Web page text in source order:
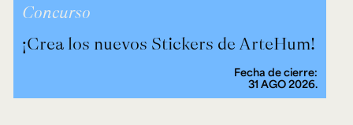
Concurso
¡Crea los nuevos Stickers de ArteHum!
Fecha de cierre:
31 AGO 2026.